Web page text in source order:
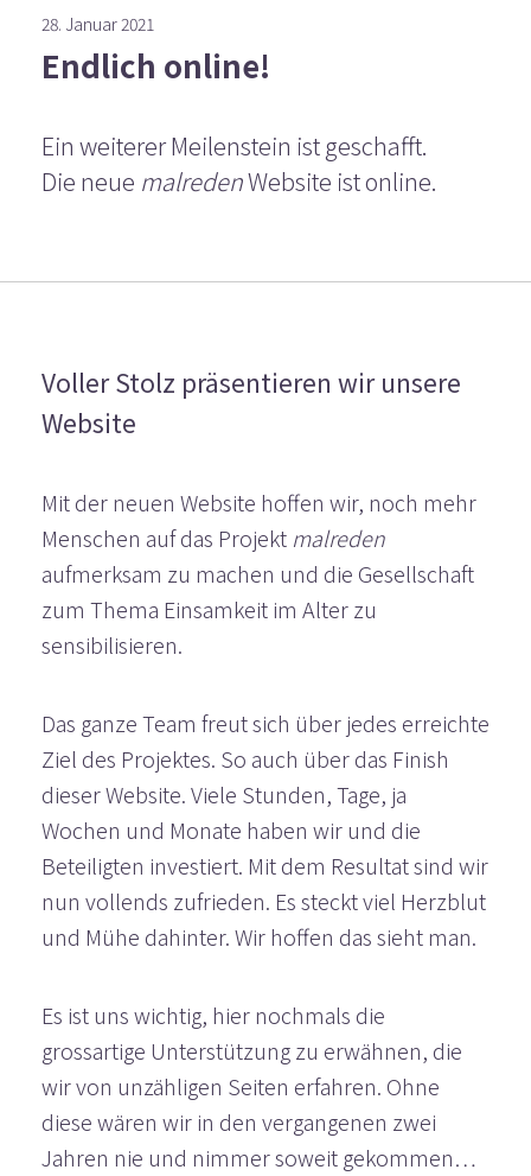
28. Januar 2021
Endlich online!
Ein weiterer Meilenstein ist geschafft.
Die neue malredenWebsite ist online.
Voller Stolz präsentieren wir unsere
Website
Mit der neuen Website hoffen wir, noch mehr
Menschen auf das Projekt malreden
aufmerksam zu machen und die Gesellschaft
zum Thema Einsamkeit im Alter zu
sensibilisieren.
Das ganze Team freut sich über jedes erreichte
Ziel des Projektes. So auch über das Finish
dieser Website. Viele Stunden, Tage, ja
Wochen und Monate haben wir und die
Beteiligten investiert. Mit dem Resultat sind wir
nun vollends zufrieden. Es steckt viel Herzblut
und Mühe dahinter. Wir hoffen das sieht man.
Es ist uns wichtig, hier nochmals die
grossartige Unterstützung zu erwähnen, die
wir von unzähligen Seiten erfahren. Ohne
diese wären wir in den vergangenen zwei
Jahren nie und nimmer soweit gekommen…